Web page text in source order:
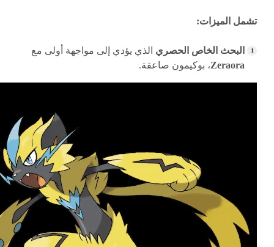
تشمل الميزات:
البحث الخاص الحصري الذي يؤدي إلى مواجهة أولى مع
Zeraora، بوكيمون صاعقة.